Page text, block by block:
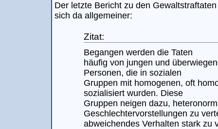
Der letzte Bericht zu den
sich da allgemeiner:
Zitat:
Begangen werden die Taten
häufig von jungen und
Personen, die in sozialen
Gruppen mit homogenen, oft
sozialisiert wurden. Diese
Gruppen neigen dazu,
Geschlechtervorstellungen zu
abweichendes Verhalten stark zu